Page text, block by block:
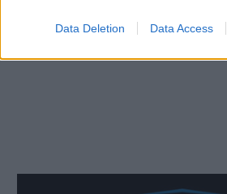
Data Deletion Data Access